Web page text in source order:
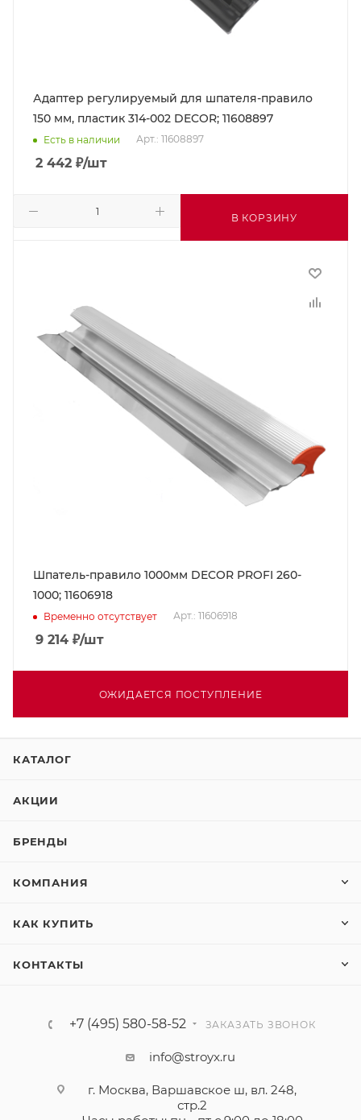
Адаптер регулируемый для шпателя-правило
150 мм, пластик 314-002 DECOR; 11608897
Есть в наличии Арт.: 11608897
2 442 ₽/шт
В КОРЗИНУ
Шпатель-правило 1000мм DECOR PROFI 260-
1000; 11606918
Временно отсутствует Арт.: 11606918
9 214 ₽/шт
ОЖИДАЕТСЯ ПОСТУПЛЕНИЕ
КАТАЛОГ
АКЦИИ
БРЕНДЫ
КОМПАНИЯ
КАК КУПИТЬ
КОНТАКТЫ
+7 (495) 580-58-52 ЗАКАЗАТЬ ЗВОНОК
info@stroyx.ru
г. Москва, Варшавское ш, вл. 248,
стр.2